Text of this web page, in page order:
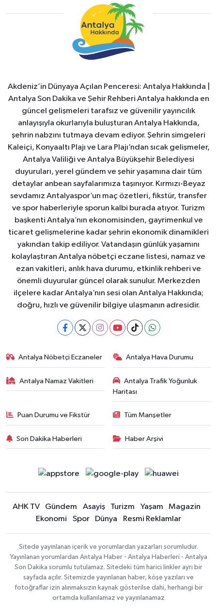
Akdeniz’in Dünyaya Açılan Penceresi: Antalya Hakkında |
Antalya Son Dakika ve Şehir Rehberi Antalya hakkında en
güncel gelişmeleri tarafsız ve güvenilir yayıncılık
anlayışıyla okurlarıyla buluşturan Antalya Hakkında,
şehrin nabzını tutmaya devam ediyor. Şehrin simgeleri
Kaleiçi, Konyaaltı Plajı ve Lara Plajı’ndan sıcak gelişmeler,
Antalya Valiliği ve Antalya Büyükşehir Belediyesi
duyuruları, yerel gündem ve şehir yaşamına dair tüm
detaylar anbean sayfalarımıza taşınıyor. Kırmızı-Beyaz
sevdamız Antalyaspor’un maç özetleri, fikstür, transfer
ve spor haberleriyle sporun kalbi burada atıyor. Turizm
başkenti Antalya’nın ekonomisinden, gayrimenkul ve
ticaret gelişmelerine kadar şehrin ekonomik dinamikleri
yakından takip ediliyor. Vatandaşın günlük yaşamını
kolaylaştıran Antalya nöbetçi eczane listesi, namaz ve
ezan vakitleri, anlık hava durumu, etkinlik rehberi ve
önemli duyurular güncel olarak sunulur. Merkezden
ilçelere kadar Antalya’nın sesi olan Antalya Hakkında;
doğru, hızlı ve güvenilir bilgiye ulaşmanın adresidir.
Antalya Nöbetçi Eczaneler Antalya Hava Durumu
Antalya Namaz Vakitleri
Antalya Trafik Yoğunluk
Haritası
Puan Durumu ve Fikstür Tüm Manşetler
Son Dakika Haberleri Haber Arşivi
AHK TV Gündem Asayiş Turizm Yaşam
Magazin
Ekonomi
Spor Dünya Resmi Reklamlar
Sitede yayınlanan içerik ve yorumlardan yazarları sorumludur.
Yayınlanan yorumlardan Antalya Haber - Antalya Haberleri - Antalya
Son Dakika sorumlu tutulamaz. Sitedeki tüm harici linkler ayrı bir
sayfada açılır. Sitemizde yayınlanan haber, köşe yazıları ve
fotoğraflar izin alınmaksızın kaynak gösterilse dahi, herhangi bir
ortamda kullanılamaz ve yayınlanamaz